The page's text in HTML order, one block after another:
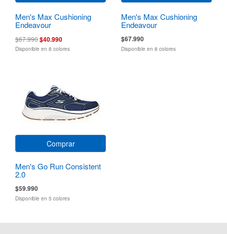
Men's Max Cushioning
Endeavour
$67.990$40.990
Disponible en 8 colores
Men's Max Cushioning
Endeavour
$67.990
Disponible en 8 colores
Comprar
Men's Go Run Consistent
2.0
$59.990
Disponible en 5 colores